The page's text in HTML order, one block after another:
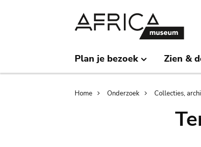
Plan je bezoek Zien &
Breadcrumb
Home Onderzoek Collecties,